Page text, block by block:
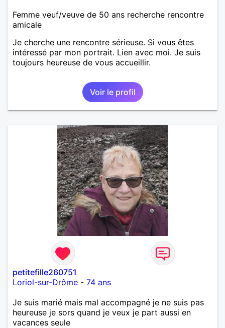
Femme veuf/veuve de 50 ans recherche rencontre
amicale
Je cherche une rencontre sérieuse. Si vous êtes
intéressé par mon portrait. Lien avec moi. Je suis
toujours heureuse de vous accueillir.
Voir le profil
petitefille260751
Loriol-sur-Drôme - 74 ans
Je suis marié mais mal accompagné je ne suis pas
heureuse je sors quand je veux je part aussi en
vacances seule